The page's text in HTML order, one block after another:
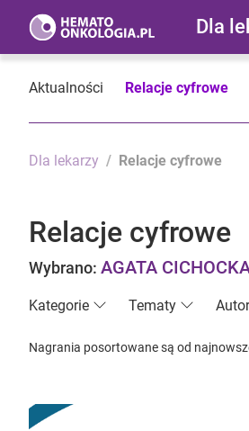
Dla
Aktualności Relacje cyfrowe
Dla lekarzy Relacje cyfrowe
Relacje cyfrowe
Wybrano: AGATA
Kategorie Tematy
Nagrania posortowane są od